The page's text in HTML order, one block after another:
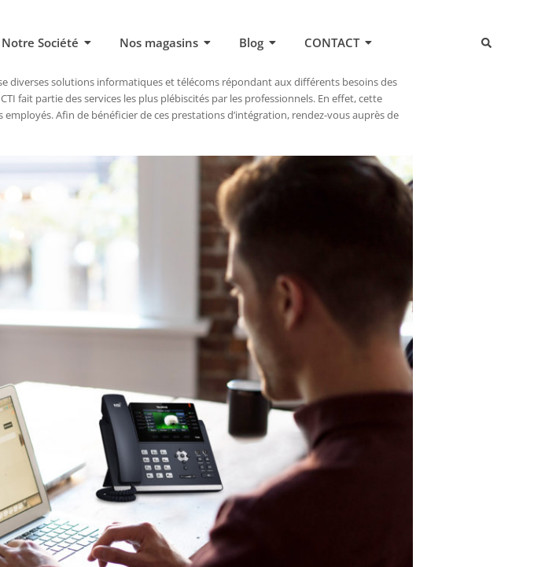
Notre Société Nos magasins Blog CONTACT
solutions informatiques et télécoms répondant aux différents besoins des
fait partie des services les plus plébiscités par les professionnels. En effet, cette
Afin de bénéficier de ces prestations d’intégration, rendez-vous auprès de